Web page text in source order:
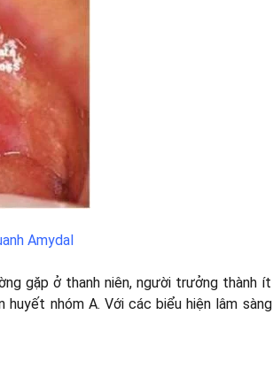
Amydal
gặp ở thanh niên, người trưởng thành ít
nhóm A. Với các biểu hiện lâm sàng